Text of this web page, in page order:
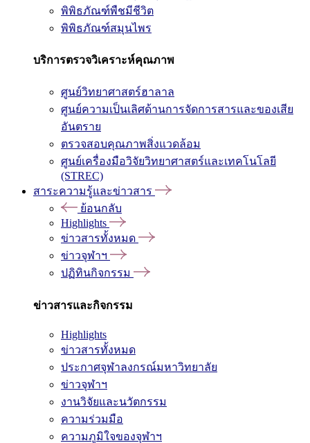
พิพิธภัณฑ์พืชมีชีวิต
พิพิธภัณฑ์สมุนไพร
บริการตรวจวิเคราะห์คุณภาพ
ศูนย์วิทยาศาสตร์ฮาลาล
ศูนย์ความเป็นเลิศด้านการจัดการสารและของเสีย
อันตราย
ตรวจสอบคุณภาพสิ่งแวดล้อม
ศูนย์เครื่องมือวิจัยวิทยาศาสตร์และเทคโนโลยี
(STREC)
สาระความรู้และข่าวสาร
ย้อนกลับ
Highlights
ข่าวสารทั้งหมด
ข่าวจุฬาฯ
ปฏิทินกิจกรรม
ข่าวสารและกิจกรรม
Highlights
ข่าวสารทั้งหมด
ประกาศจุฬาลงกรณ์มหาวิทยาลัย
ข่าวจุฬาฯ
งานวิจัยและนวัตกรรม
ความร่วมมือ
ความภูมิใจของจุฬาฯ